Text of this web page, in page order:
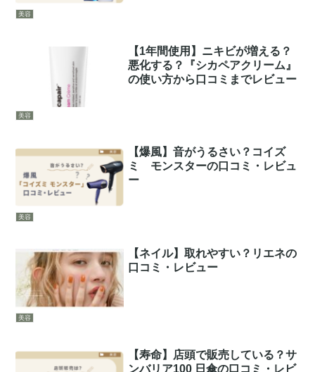
美容
美容
【1年間使用】ニキビが増える？
悪化する？『シカペアクリーム』
の使い方から口コミまでレビュー
美容
【爆風】音がうるさい？コイズ
ミ モンスターの口コミ・レビュ
ー
美容
【ネイル】取れやすい？リエネの
口コミ・レビュー
【寿命】店頭で販売している？サ
ンバリア100 日傘の口コミ・レビ